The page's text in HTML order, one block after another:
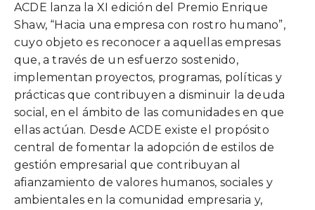
ACDE lanza la XI edición del Premio Enrique
Shaw, “Hacia una empresa con rostro humano”,
cuyo objeto es reconocer a aquellas empresas
que, a través de un esfuerzo sostenido,
implementan proyectos, programas, políticas y
prácticas que contribuyen a disminuir la deuda
social, en el ámbito de las comunidades en que
ellas actúan. Desde ACDE existe el propósito
central de fomentar la adopción de estilos de
gestión empresarial que contribuyan al
afianzamiento de valores humanos, sociales y
ambientales en la comunidad empresaria y,